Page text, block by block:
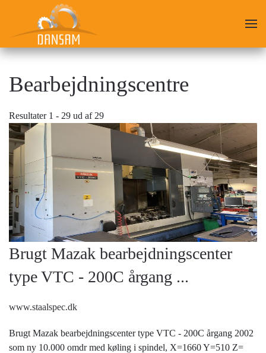
Skip
main
Bearbejdningscentre
Resultater 1 - 29 ud af 29
Brugt Mazak bearbejdningscenter
type VTC - 200C årgang ...
www.staalspec.dk
Brugt Mazak bearbejdningscenter type VTC - 200C årgang 2002
som ny 10.000 omdr med køling i spindel, X=1660 Y=510 Z=